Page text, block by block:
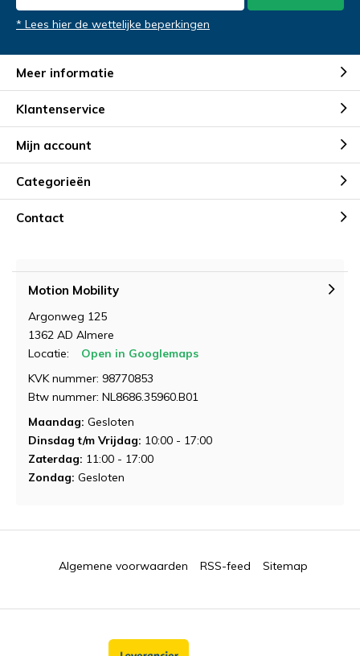
* Lees hier de wettelijke beperkingen
Meer informatie
Klantenservice
Mijn account
Categorieën
Contact
Motion Mobility
Argonweg 125
1362 AD Almere
Locatie:
Open in Googlemaps
KVK nummer: 98770853
Btw nummer: NL8686.35960.B01
Maandag: Gesloten
Dinsdag t/m Vrijdag: 10:00 - 17:00
Zaterdag: 11:00 - 17:00
Zondag: Gesloten
Algemene voorwaarden RSS-feed Sitemap